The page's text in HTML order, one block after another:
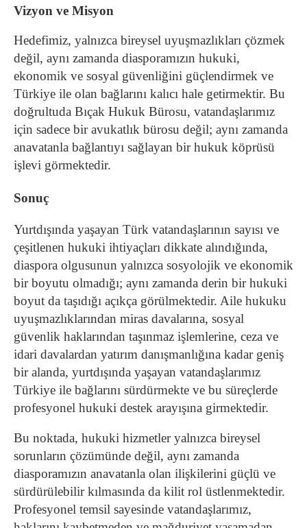
Vizyon ve Misyon
Hedefimiz, yalnızca bireysel uyuşmazlıkları çözmek
değil, aynı zamanda diasporamızın hukuki,
ekonomik ve sosyal güvenliğini güçlendirmek ve
Türkiye ile olan bağlarını kalıcı hale getirmektir. Bu
doğrultuda Bıçak Hukuk Bürosu, vatandaşlarımız
için sadece bir avukatlık bürosu değil; aynı zamanda
anavatanla bağlantıyı sağlayan bir hukuk köprüsü
işlevi görmektedir.
Sonuç
Yurtdışında yaşayan Türk vatandaşlarının sayısı ve
çeşitlenen hukuki ihtiyaçları dikkate alındığında,
diaspora olgusunun yalnızca sosyolojik ve ekonomik
bir boyutu olmadığı; aynı zamanda derin bir hukuki
boyut da taşıdığı açıkça görülmektedir. Aile hukuku
uyuşmazlıklarından miras davalarına, sosyal
güvenlik haklarından taşınmaz işlemlerine, ceza ve
idari davalardan yatırım danışmanlığına kadar geniş
bir alanda, yurtdışında yaşayan vatandaşlarımız
Türkiye ile bağlarını sürdürmekte ve bu süreçlerde
profesyonel hukuki destek arayışına girmektedir.
Bu noktada, hukuki hizmetler yalnızca bireysel
sorunların çözümünde değil, aynı zamanda
diasporamızın anavatanla olan ilişkilerini güçlü ve
sürdürülebilir kılmasında da kilit rol üstlenmektedir.
Profesyonel temsil sayesinde vatandaşlarımız,